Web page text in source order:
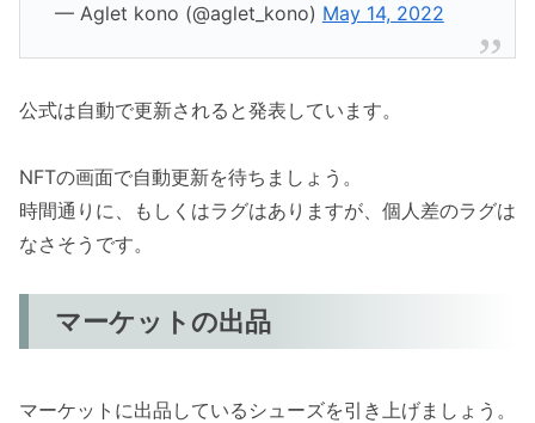
— Aglet kono (@aglet_kono) May 14, 2022
公式は自動で更新されると発表しています。
NFTの画面で自動更新を待ちましょう。
時間通りに、もしくはラグはありますが、個人差のラグは
なさそうです。
マーケットの出品
マーケットに出品しているシューズを引き上げましょう。